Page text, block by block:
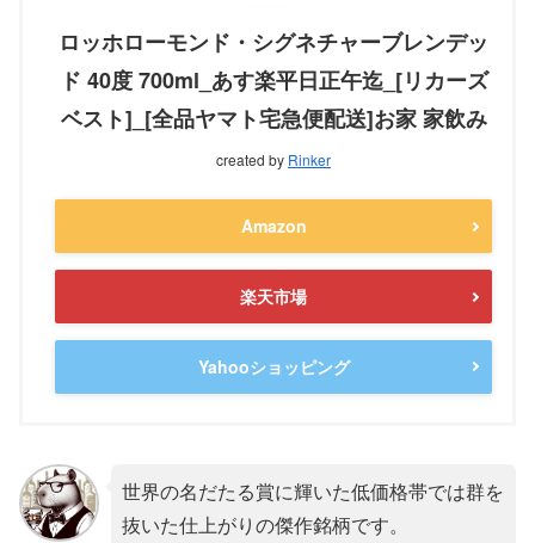
ロッホローモンド・シグネチャーブレンデッ
ド 40度 700ml_あす楽平日正午迄_[リカーズ
ベスト]_[全品ヤマト宅急便配送]お家 家飲み
created by Rinker
Amazon
楽天市場
Yahooショッピング
世界の名だたる賞に輝いた低価格帯では群を
抜いた仕上がりの傑作銘柄です。